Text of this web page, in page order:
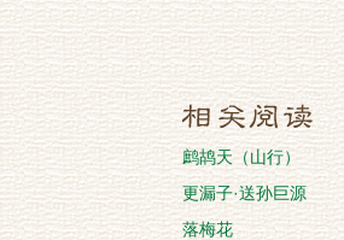
鹧鸪天（山行）
更漏子·送孙巨源
落梅花